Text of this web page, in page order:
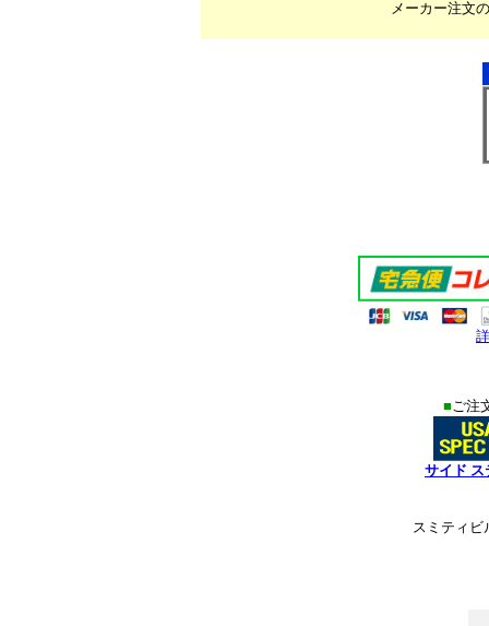
メーカー注文
■ご注
サイド ス
スミティビ